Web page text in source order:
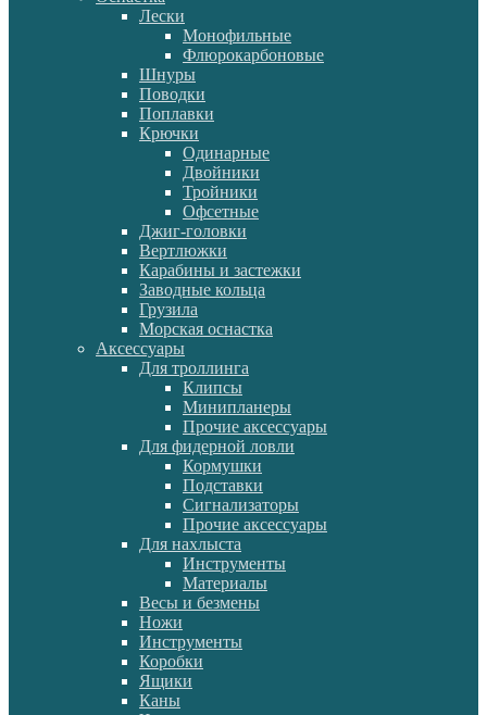
Лески
Монофильные
Флюрокарбоновые
Шнуры
Поводки
Поплавки
Крючки
Одинарные
Двойники
Тройники
Офсетные
Джиг-головки
Вертлюжки
Карабины и застежки
Заводные кольца
Грузила
Морская оснастка
Аксессуары
Для троллинга
Клипсы
Минипланеры
Прочие аксессуары
Для фидерной ловли
Кормушки
Подставки
Сигнализаторы
Прочие аксессуары
Для нахлыста
Инструменты
Материалы
Весы и безмены
Ножи
Инструменты
Коробки
Ящики
Каны